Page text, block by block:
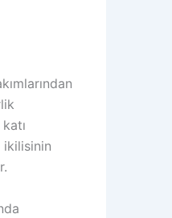
ikilisinin